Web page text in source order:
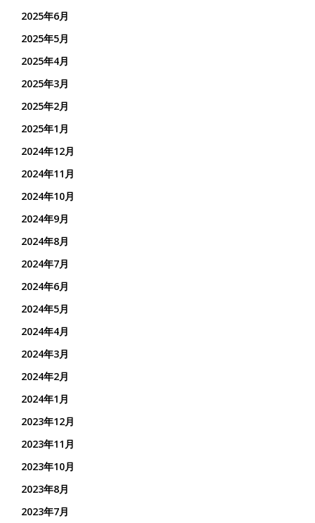
2025年6月
2025年5月
2025年4月
2025年3月
2025年2月
2025年1月
2024年12月
2024年11月
2024年10月
2024年9月
2024年8月
2024年7月
2024年6月
2024年5月
2024年4月
2024年3月
2024年2月
2024年1月
2023年12月
2023年11月
2023年10月
2023年8月
2023年7月